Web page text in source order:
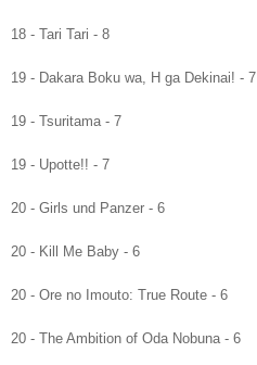
1 8 - Tari Tari - 8
1 9 - Dakara Boku wa, H ga Dekinai! - 7
1 9 - Tsuritama - 7
1 9 - Upotte!! - 7
20 - Girls und Panzer - 6
20 - Kill Me Baby - 6
20 - Ore no Imouto: True Route - 6
20 - The Ambition of Oda Nobuna - 6